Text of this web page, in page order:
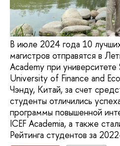
В июле 2024 года 10
магистров отправятся в
Academy при
University of Finance and
Чэнду, Китай, за счет
студенты отличились
программы повышенной
ICEF Academia, а также
Рейтинга студентов за